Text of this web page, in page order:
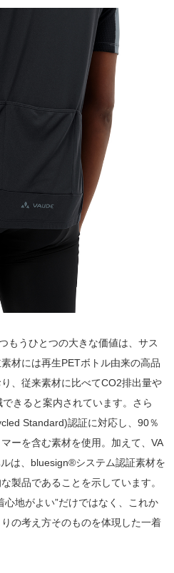
もうひとつの大きな価値は、サス
材には再生PETボトル由来の高品
、従来素材に比べてCO2排出量や
きると案内されています。さら
Standard)認証に対応し、90％
ーを含む素材を使用。加えて、VA
は、bluesign®システム認証素材を
製品であることを示しています。
地がよい”だけではなく、これか
の考え方そのものを体現した一着